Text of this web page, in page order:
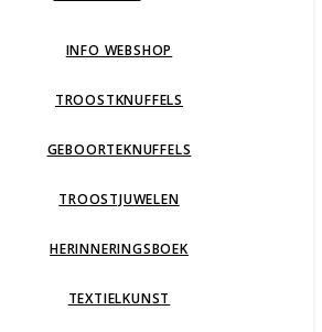
INFO WEBSHOP
TROOSTKNUFFELS
GEBOORTEKNUFFELS
TROOSTJUWELEN
HERINNERINGSBOEK
TEXTIELKUNST